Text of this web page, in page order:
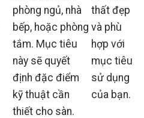
phòng ngủ, nhà
bếp, hoặc phòng
tắm. Mục tiêu
này sẽ quyết
định đặc điểm
kỹ thuật cần
thiết cho sàn.
thất đẹp
và phù
hợp với
mục tiêu
sử dụng
của bạn.